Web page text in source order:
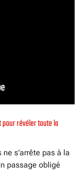
révéler toute la
s’arrête pas à la
passage obligé